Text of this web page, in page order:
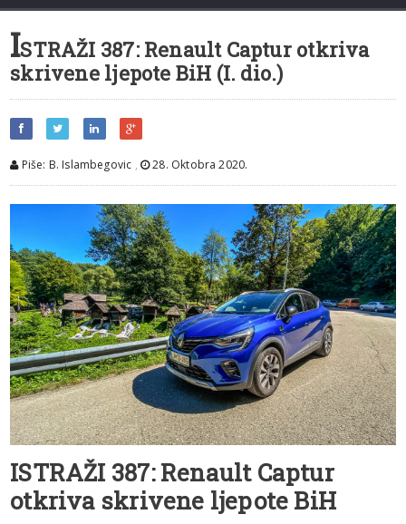
ISTRAŽI 387: Renault Captur otkriva
skrivene ljepote BiH (I. dio.)
Piše: B. Islambegovic , 28. Oktobra 2020.
ISTRAŽI 387: Renault Captur
otkriva skrivene ljepote BiH